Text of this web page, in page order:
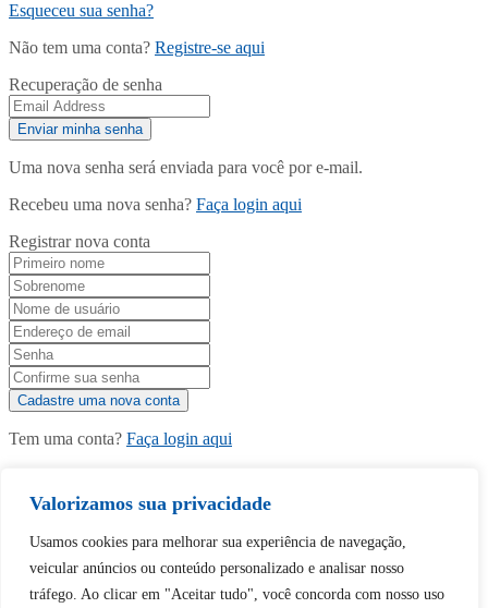
Valorizamos sua privacidade
Usamos cookies para melhorar sua experiência de navegação,
veicular anúncios ou conteúdo personalizado e analisar nosso
tráfego. Ao clicar em "Aceitar tudo", você concorda com nosso uso
Esqueceu sua senha?
Não tem uma conta? Registre-se aqui
Recuperação de senha
Uma nova senha será enviada para você por e-mail.
Recebeu uma nova senha? Faça login aqui
Registrar nova conta
Tem uma conta? Faça login aqui
Continuar com